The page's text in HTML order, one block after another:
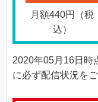
月額440円（税
込）
2020年05月16日時
に必ず配信状況を